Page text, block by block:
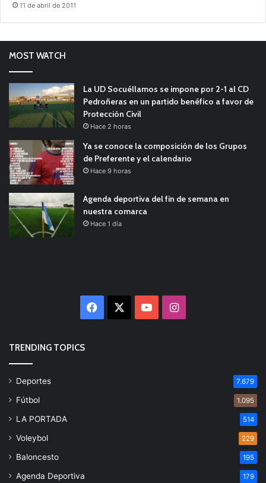
11 de abril de 2011
MOST WATCH
La UD Socuéllamos se impone por 2-1 al CD
Pedroñeras en un partido benéfico a favor de
Protección Civil
Hace 2 horas
Ya se conoce la composición de los Grupos
de Preferente y el calendario
Hace 9 horas
Agenda deportiva del fin de semana en
nuestra comarca
Hace 1 día
Facebook YouTubeInstagram
TRENDING TOPICS
Deportes 7.679
Fútbol 1.095
LA PORTADA 514
Voleybol 229
Baloncesto 195
Agenda Deportiva 179